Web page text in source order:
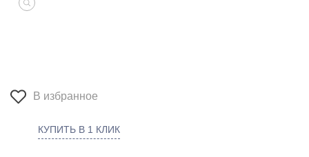
В избранное
КУПИТЬ В 1 КЛИК